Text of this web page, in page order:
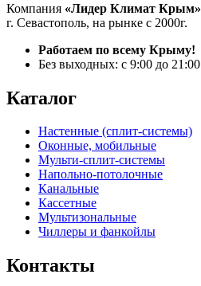
Компания «Лидер Климат Крым»
г. Севастополь, на рынке с 2000г.
Работаем по всему Крыму!
Без выходных: с 9:00 до 21:00
Каталог
Настенные (сплит-системы)
Оконные, мобильные
Мульти-сплит-системы
Напольно-потолочные
Канальные
Кассетные
Мультизональные
Чиллеры и фанкойлы
Контакты